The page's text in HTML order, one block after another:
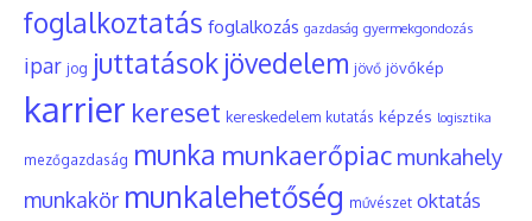
foglalkoztatás foglalkozás gazdaság gyermekgondozás
ipar jog juttatások jövedelem jövő jövőkép
karrier kereset kereskedelem kutatás képzés logisztika
mezőgazdaság munka munkaerőpiac munkahely
munkakör munkalehetőség művészet oktatás